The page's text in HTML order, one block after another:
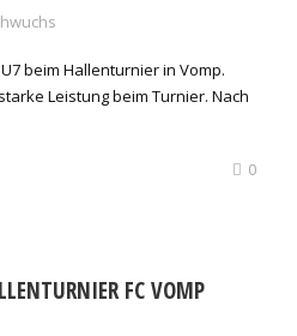
beim Hallenturnier in Vomp.
Leistung beim Turnier. Nach
0
FC VOMP